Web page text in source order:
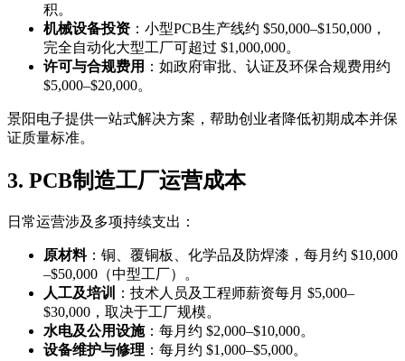
积。
机械设备投资 ：小型PCB生产线约 $50,000–$150,000，
完全自动化大型工厂可超过 $1,000,000。
许可与合规费用 ：如政府审批、认证及环保合规费用约
$5,000–$20,000。
景阳电子提供一站式解决方案，帮助创业者降低初期成本并保
证质量标准。
3. PCB制造工厂运营成本
日常运营涉及多项持续支出：
原材料：铜、覆铜板、化学品及防焊漆，每月约 $10,000
–$50,000（中型工厂）。
人工及培训
：技术人员及工程师薪资每月 $5,000–
$30,000，取决于工厂规模。
水电及公用设施：每月约 $2,000–$10,000。
设备维护与修理 ：每月约 $1,000–$5,000。